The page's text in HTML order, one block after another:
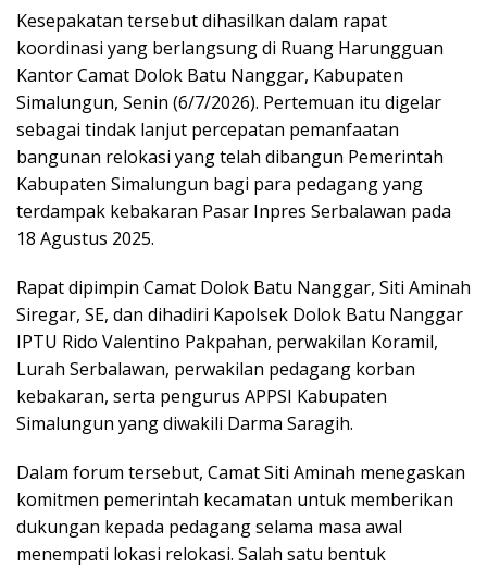
Kesepakatan tersebut dihasilkan dalam rapat
koordinasi yang berlangsung di Ruang Harungguan
Kantor Camat Dolok Batu Nanggar, Kabupaten
Simalungun, Senin (6/7/2026). Pertemuan itu digelar
sebagai tindak lanjut percepatan pemanfaatan
bangunan relokasi yang telah dibangun Pemerintah
Kabupaten Simalungun bagi para pedagang yang
terdampak kebakaran Pasar Inpres Serbalawan pada
18 Agustus 2025.
Rapat dipimpin Camat Dolok Batu Nanggar, Siti Aminah
Siregar, SE, dan dihadiri Kapolsek Dolok Batu Nanggar
IPTU Rido Valentino Pakpahan, perwakilan Koramil,
Lurah Serbalawan, perwakilan pedagang korban
kebakaran, serta pengurus APPSI Kabupaten
Simalungun yang diwakili Darma Saragih.
Dalam forum tersebut, Camat Siti Aminah menegaskan
komitmen pemerintah kecamatan untuk memberikan
dukungan kepada pedagang selama masa awal
menempati lokasi relokasi. Salah satu bentuk